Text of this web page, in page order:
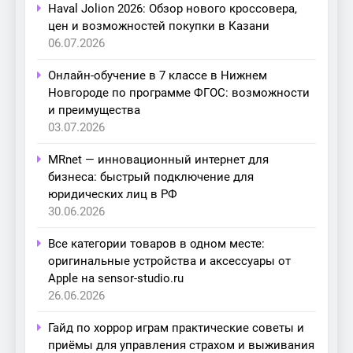
Haval Jolion 2026: Обзор нового кроссовера,
цен и возможностей покупки в Казани
06.07.2026
Онлайн-обучение в 7 классе в Нижнем
Новгороде по программе ФГОС: возможности
и преимущества
03.07.2026
MRnet — инновационный интернет для
бизнеса: быстрый подключение для
юридических лиц в РФ
30.06.2026
Все категории товаров в одном месте:
оригинальные устройства и аксессуары от
Apple на sensor-studio.ru
26.06.2026
Гайд по хоррор играм практические советы и
приёмы для управления страхом и выживания